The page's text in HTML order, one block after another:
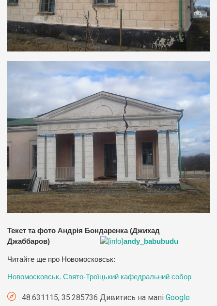
Текст та фото Андрія Бондаренка (Джихад
Джаббаров)
andy_babubudu
Читайте ще про Новомосковськ:
Новомосковськ. Свято-Троїцький кафедральний собор
48.631115, 35.285736 Дивитись на мапі Google